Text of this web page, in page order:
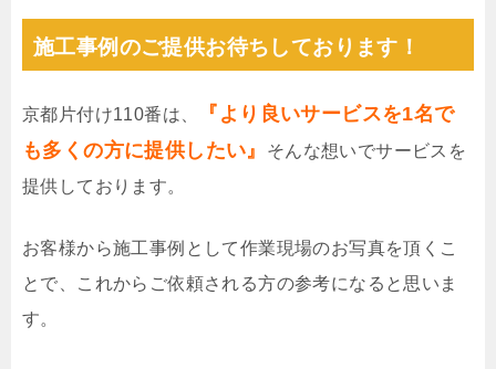
施工事例のご提供お待ちしております！
京都片付け110番は、
『より良いサービスを1名で
も多くの方に提供したい』
そんな想いでサービスを
提供しております。
お客様から施工事例として作業現場のお写真を頂くこ
とで、これからご依頼される方の参考になると思いま
す。